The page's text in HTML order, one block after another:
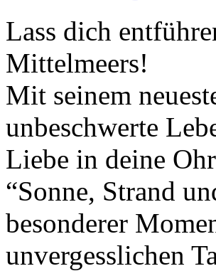
Lass dich
Mittelmeers!
Mit seinem
unbeschwerte
Liebe in deine
“Sonne, Strand
besonderer
unvergesslichen